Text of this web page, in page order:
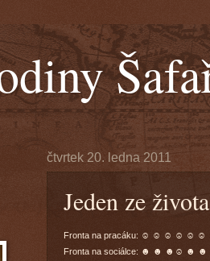
čtvrtek 20. ledna 2011
Jeden ze
Fronta na pracáku: ☺ ☺ ☺ ☺
Fronta na sociálce: ☻ ☻